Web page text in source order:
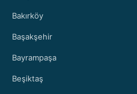
Bakırköy
Başakşehir
Bayrampaşa
Beşiktaş